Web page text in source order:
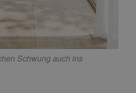
Schwung auch ins